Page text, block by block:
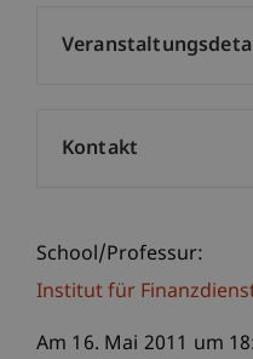
School/Professur:
Institut für
Am 16. Mai 2011 um
Kontakt